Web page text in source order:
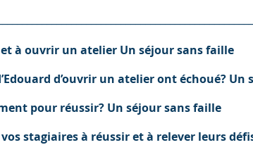
à ouvrir un atelier Un séjour sans faille
d’ouvrir un atelier ont échoué? Un
pour réussir? Un séjour sans faille
stagiaires à réussir et à relever leurs